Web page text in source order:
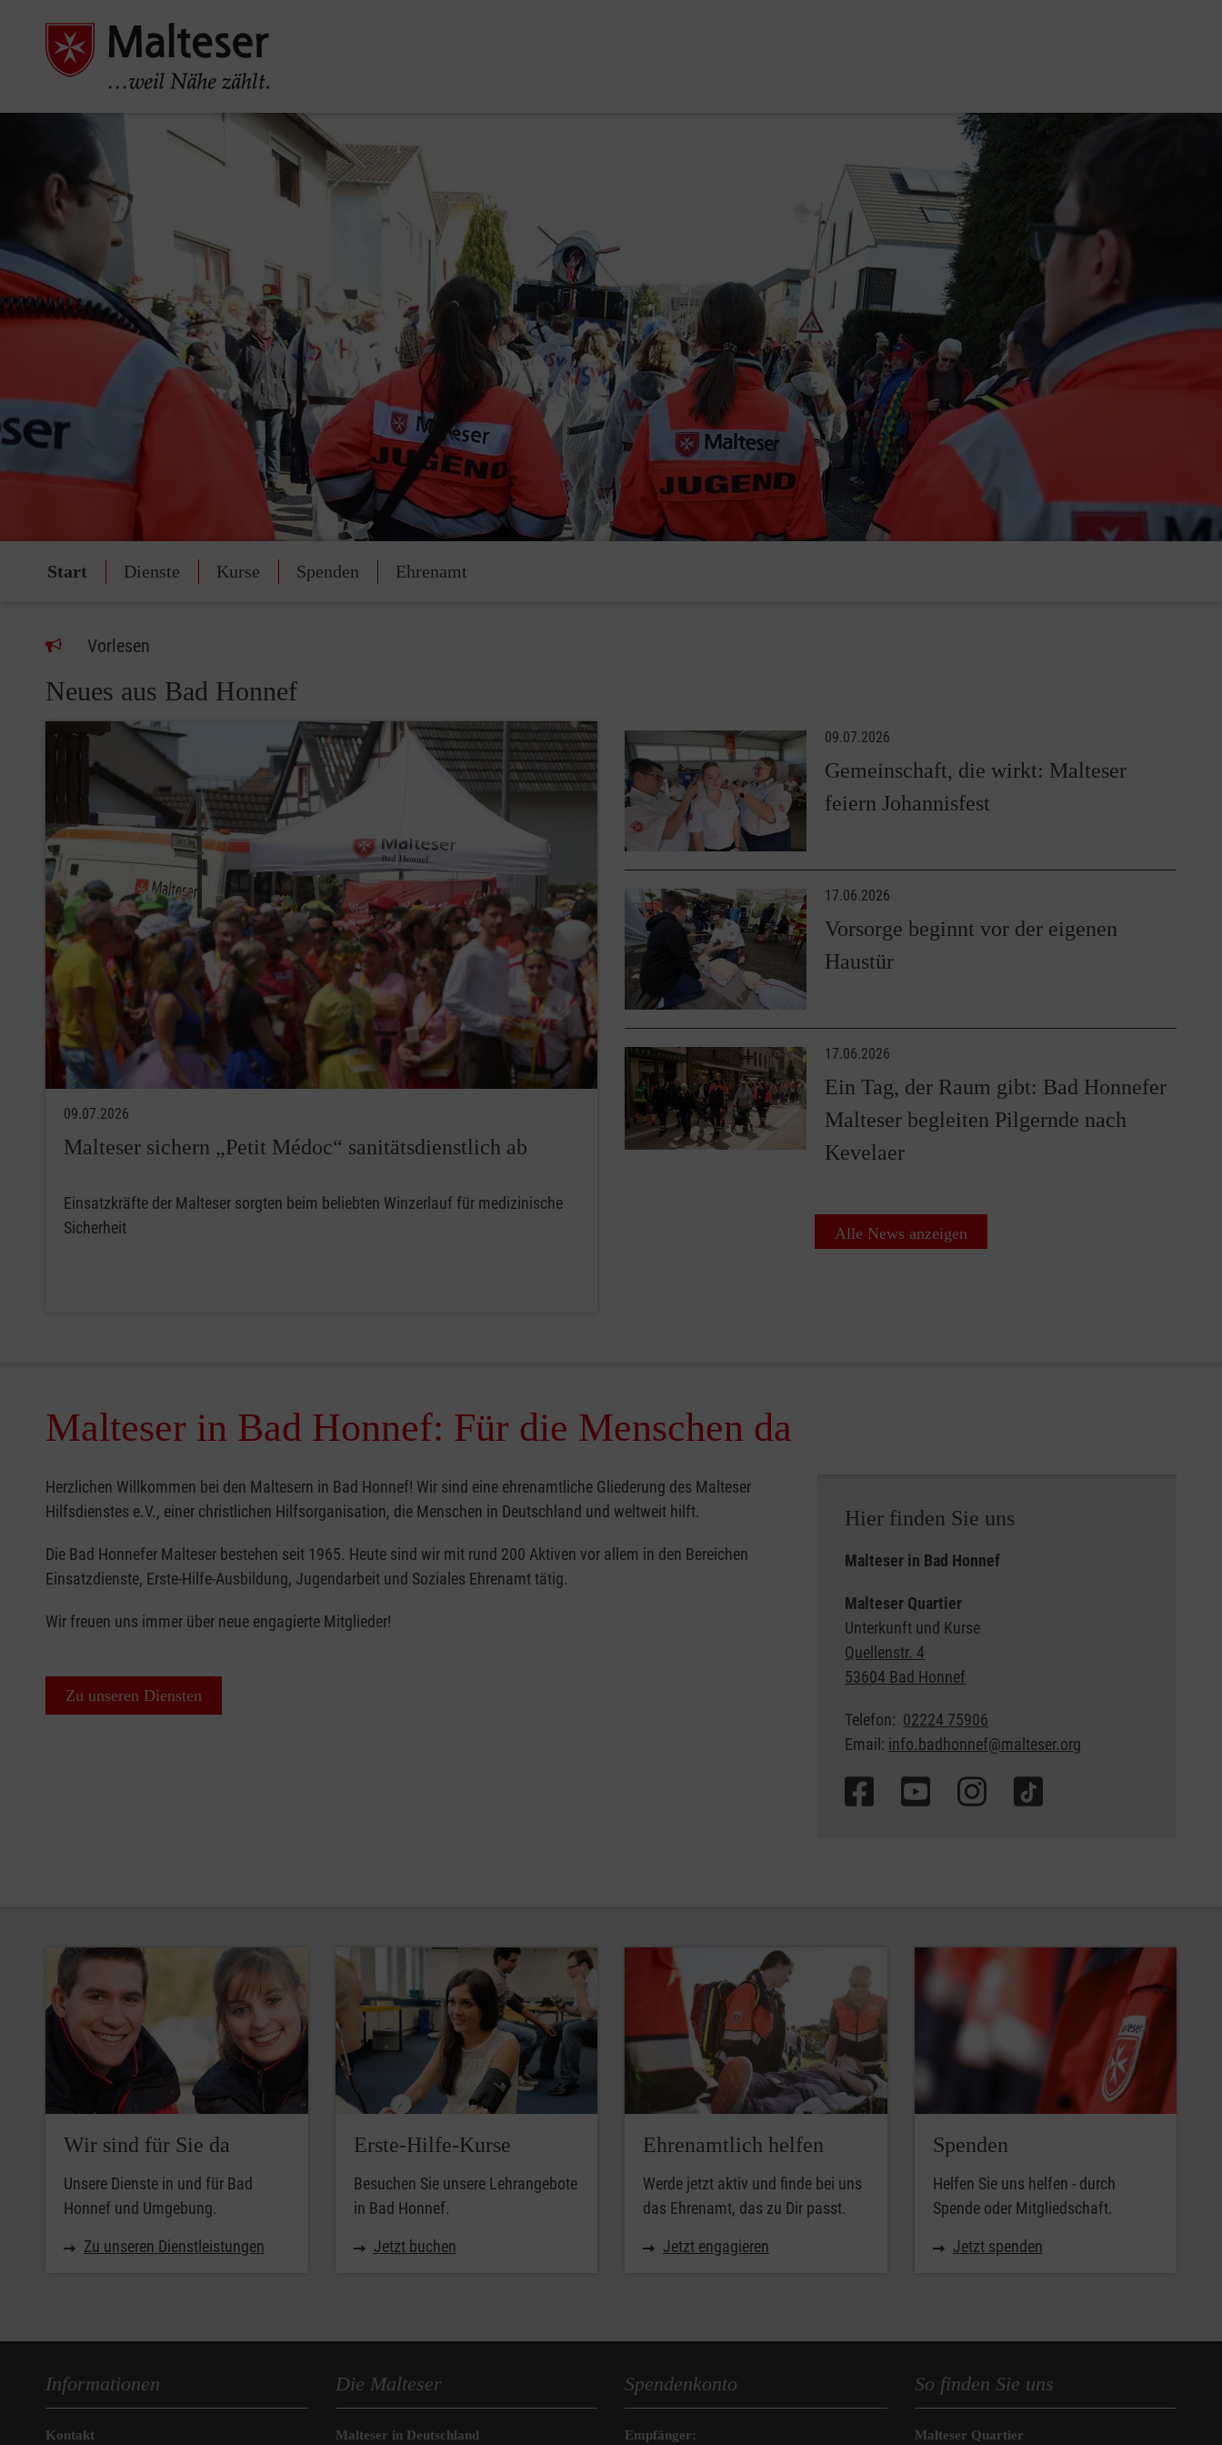
Start Dienste Kurse Spenden Ehrenamt
Vorlesen
Neues aus Bad Honnef
09.07.2026
Malteser sichern „Petit Médoc“ sanitätsdienstlich ab
Einsatzkräfte der Malteser sorgten beim beliebten Winzerlauf für medizinische
Sicherheit
09.07.2026
Gemeinschaft, die wirkt: Malteser
feiern Johannisfest
17.06.2026
Vorsorge beginnt vor der eigenen
Haustür
17.06.2026
Ein Tag, der Raum gibt: Bad Honnefer
Malteser begleiten Pilgernde nach
Kevelaer
Alle News anzeigen
Malteser in Bad Honnef: Für die Menschen da
Herzlichen Willkommen bei den Maltesern in Bad Honnef! Wir sind eine ehrenamtliche Gliederung des Malteser
Hilfsdienstes e.V., einer christlichen Hilfsorganisation, die Menschen in Deutschland und weltweit hilft.
Die Bad Honnefer Malteser bestehen seit 1965. Heute sind wir mit rund 200 Aktiven vor allem in den Bereichen
Einsatzdienste, Erste-Hilfe-Ausbildung, Jugendarbeit und Soziales Ehrenamt tätig.
Wir freuen uns immer über neue engagierte Mitglieder!
Zu unseren Diensten
Hier finden Sie uns
Malteser in Bad Honnef
Malteser Quartier
Unterkunft und Kurse
Quellenstr. 4
53604 Bad Honnef
Telefon: 02224 75906
Email: info.badhonnef@malteser.org
Wir sind für Sie da
Unsere Dienste in und für Bad
Honnef und Umgebung.
Zu unseren Dienstleistungen
Erste-Hilfe-Kurse
Besuchen Sie unsere Lehrangebote
in Bad Honnef.
Jetzt buchen
Ehrenamtlich helfen
Werde jetzt aktiv und finde bei uns
das Ehrenamt, das zu Dir passt.
Jetzt engagieren
Spenden
Helfen Sie uns helfen - durch
Spende oder Mitgliedschaft.
Jetzt spenden
Informationen
Kontakt
Die Malteser
Malteser in Deutschland
Spendenkonto
Empfänger:
So finden Sie uns
Malteser Quartier